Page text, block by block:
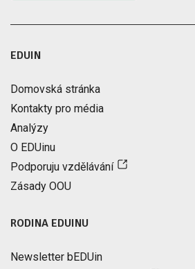
EDUIN
Domovská stránka
Kontakty pro média
Analýzy
O EDUinu
Podporuju vzdělávání
Zásady OOU
RODINA EDUINU
Newsletter bEDUin